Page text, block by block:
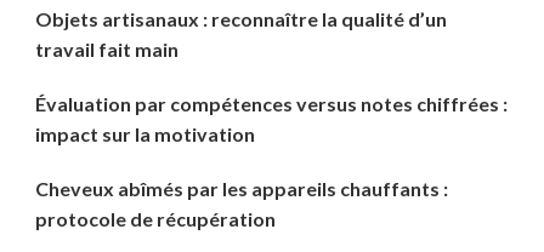
Objets artisanaux : reconnaître la qualité d’un
travail fait main
Évaluation par compétences versus notes chiffrées :
impact sur la motivation
Cheveux abîmés par les appareils chauffants :
protocole de récupération